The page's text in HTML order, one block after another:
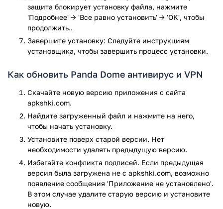
запускать работу антивируса, проверяя нужные
категории файлов.
Одной из замечательных функций приложения Panda
Security является pro-версия, которая дает пользователю
Какие возможности вы получите с
версией «премиум»?
Приложение успешно блокирует спам, а также –
заносит в черный список подозрительные номера
(данная функция запрашивает подключение к
телефонной книге).
Защита от посторонних: при краже телефона, на
дополнительно устройство отправится фотография
похитителя (в случае трех неудачных
разблокировок); при попытке кражи может звучать
сигнализация; установка конфиденциального пароля
защита блокирует установку файла, нажмите
'Подробнее' → 'Все равно установить' → 'OK', чтобы
продолжить..
Завершите установку: Следуйте инструкциям
установщика, чтобы завершить процесс установки.
Как обновить Panda Dome антивирус и VPN
Скачайте новую версию приложения с сайта
apkshki.com.
Найдите загруженный файл и нажмите на него,
чтобы начать установку.
Установите поверх старой версии. Нет
необходимости удалять предыдущую версию.
Избегайте конфликта подписей. Если предыдущая
версия была загружена не с apkshki.com, возможно
появление сообщения 'Приложение не установлено'.
В этом случае удалите старую версию и установите
новую.